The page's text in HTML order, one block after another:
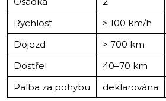
Rychlost
> 100 km/h
Dojezd
> 700 km
Dostřel
40–70 km
Palba za pohybu
deklarována